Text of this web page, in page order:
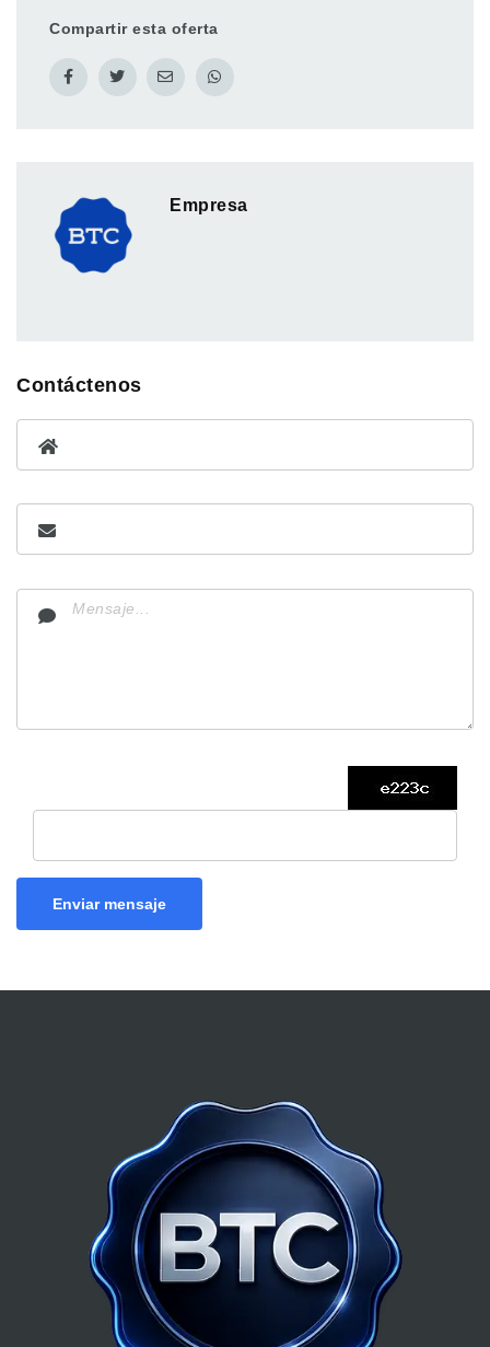
Compartir esta oferta
Empresa
Contáctenos
Enviar mensaje